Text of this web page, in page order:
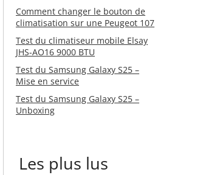
Comment changer le bouton de
climatisation sur une Peugeot 107
Test du climatiseur mobile Elsay
JHS-AO16 9000 BTU
Test du Samsung Galaxy S25 –
Mise en service
Test du Samsung Galaxy S25 –
Unboxing
Les plus lus